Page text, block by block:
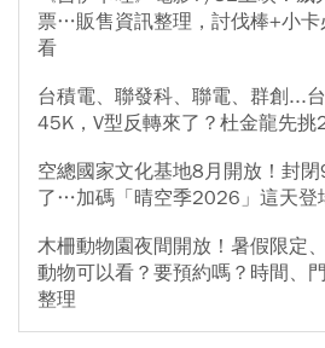
票…販售資訊整理，討伐棒+小卡
看
台積電、聯發科、聯電、群創...
45K，V型反轉來了？杜金龍先挑
空總國家文化基地8月開放！封
了…加碼「晴空季2026」這天登
木柵動物園夜間開放！暑假限定
動物可以看？要預約嗎？時間、
整理